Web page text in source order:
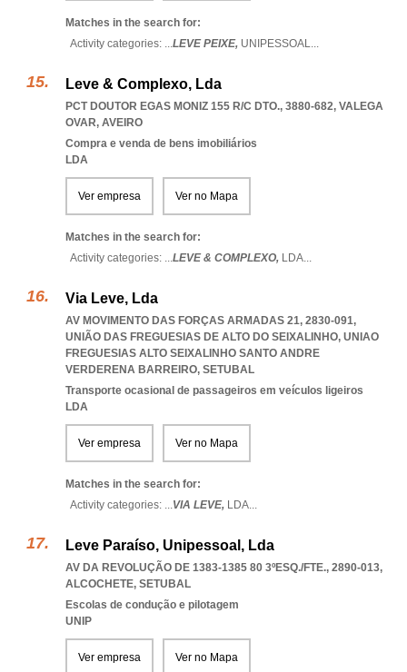
Matches in the search for:
Activity categories: ...LEVE PEIXE, UNIPESSOAL...
Leve & Complexo, Lda
PCT DOUTOR EGAS MONIZ 155 R/C DTO., 3880-682, VALEGA
OVAR, AVEIRO
Compra e venda de bens imobiliários
LDA
Ver empresa Ver no Mapa
Matches in the search for:
Activity categories: ...LEVE & COMPLEXO, LDA...
Via Leve, Lda
AV MOVIMENTO DAS FORÇAS ARMADAS 21, 2830-091,
UNIÃO DAS FREGUESIAS DE ALTO DO SEIXALINHO, UNIAO
FREGUESIAS ALTO SEIXALINHO SANTO ANDRE
VERDERENA BARREIRO, SETUBAL
Transporte ocasional de passageiros em veículos ligeiros
LDA
Ver empresa Ver no Mapa
Matches in the search for:
Activity categories: ...VIA LEVE, LDA...
Leve Paraíso, Unipessoal, Lda
AV DA REVOLUÇÃO DE 1383-1385 80 3ºESQ./FTE., 2890-013,
ALCOCHETE, SETUBAL
Escolas de condução e pilotagem
UNIP
Ver empresa Ver no Mapa